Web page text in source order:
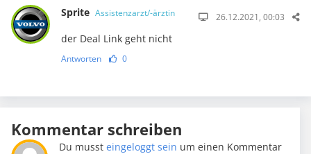
Sprite Assistenzarzt/-ärztin 26.12.2021, 00:03
der Deal Link geht nicht
Antworten 0
Kommentar schreiben
Du mussteingeloggt sein um einen Kommentar